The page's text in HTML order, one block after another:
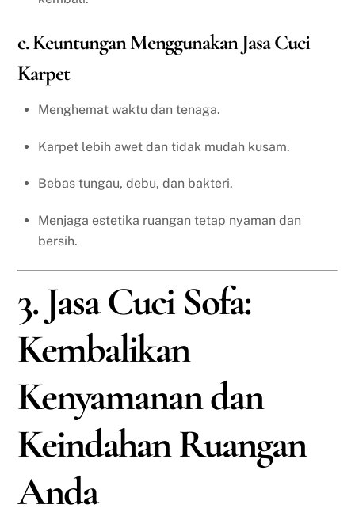
c. Keuntungan Menggunakan Jasa Cuci
Karpet
Menghemat waktu dan tenaga.
Karpet lebih awet dan tidak mudah kusam.
Bebas tungau, debu, dan bakteri.
Menjaga estetika ruangan tetap nyaman dan
bersih.
3. Jasa Cuci Sofa:
Kembalikan
Kenyamanan dan
Keindahan Ruangan
Anda